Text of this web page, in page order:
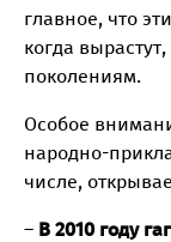
главное, что
когда
поколениям.
Особое
народно-
числе,
– В 2010 году